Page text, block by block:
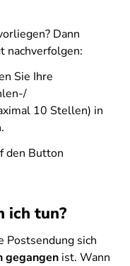
Dann
nachverfolgen:
Sie Ihre
10 Stellen) in
den Button
ich tun?
Postsendung sich
gegangen ist. Wann